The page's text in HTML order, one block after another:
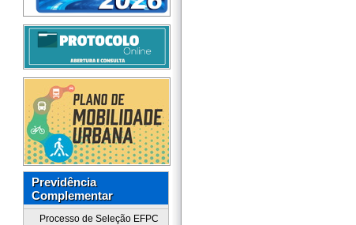
Previdência
Complementar
Processo de Seleção EFPC